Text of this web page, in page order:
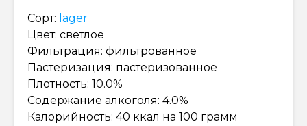
Сорт: lager
Цвет: светлое
Фильтрация: фильтрованное
Пастеризация: пастеризованное
Плотность: 10.0%
Содержание алкоголя: 4.0%
Калорийность: 40 ккал на 100 грамм